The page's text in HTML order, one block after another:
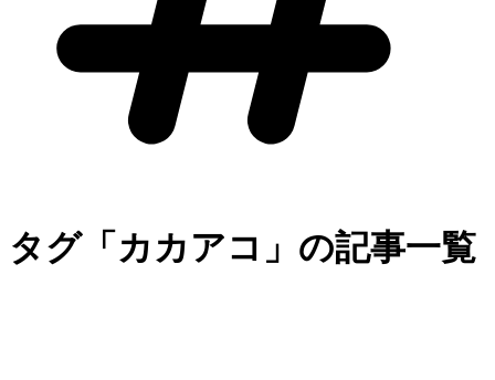
タグ「カカアコ」の記事一覧